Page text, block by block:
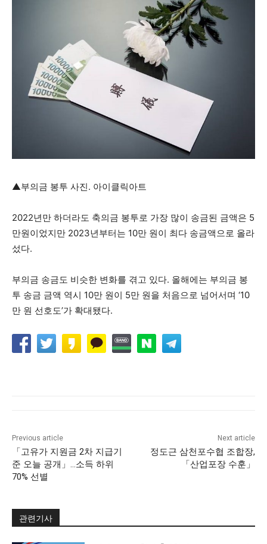
▲부의금 봉투 사진. 아이클릭아트
2022년만 하더라도 축의금 봉투로 가장 많이 송금된 금액은 5
만원이었지만 2023년부터는 10만 원이 최다 송금액으로 올라
섰다.
부의금 송금도 비슷한 변화를 겪고 있다. 올해에는 부의금 봉
투 송금 금액 역시 10만 원이 5만 원을 처음으로 넘어서며 ‘10
만 원 선호도’가 확대됐다.
Previous article
「고유가 지원금 2차 지급기
준 오늘 공개」…소득 하위
70% 선별
Next article
정도근 삼천포수협 조합장,
「산업포장 수훈」
관련기사